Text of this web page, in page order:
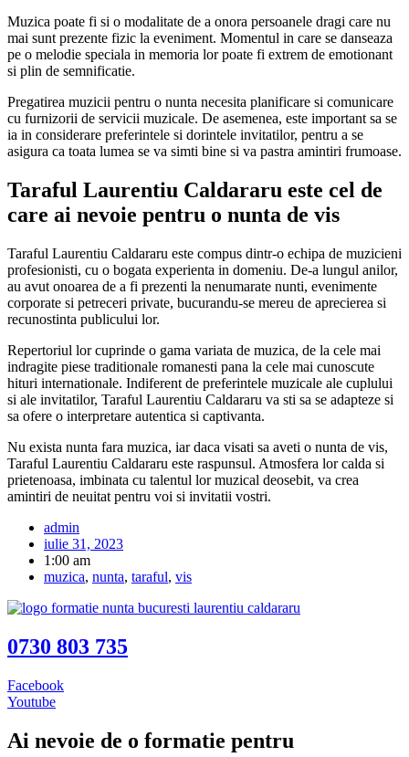
Muzica poate fi si o modalitate de a onora persoanele dragi care nu
mai sunt prezente fizic la eveniment. Momentul in care se danseaza
pe o melodie speciala in memoria lor poate fi extrem de emotionant
si plin de semnificatie.
Pregatirea muzicii pentru o nunta necesita planificare si comunicare
cu furnizorii de servicii muzicale. De asemenea, este important sa se
ia in considerare preferintele si dorintele invitatilor, pentru a se
asigura ca toata lumea se va simti bine si va pastra amintiri frumoase.
Taraful Laurentiu Caldararu este cel de
care ai nevoie pentru o nunta de vis
Taraful Laurentiu Caldararu este compus dintr-o echipa de muzicieni
profesionisti, cu o bogata experienta in domeniu. De-a lungul anilor,
au avut onoarea de a fi prezenti la nenumarate nunti, evenimente
corporate si petreceri private, bucurandu-se mereu de aprecierea si
recunostinta publicului lor.
Repertoriul lor cuprinde o gama variata de muzica, de la cele mai
indragite piese traditionale romanesti pana la cele mai cunoscute
hituri internationale. Indiferent de preferintele muzicale ale cuplului
si ale invitatilor, Taraful Laurentiu Caldararu va sti sa se adapteze si
sa ofere o interpretare autentica si captivanta.
Nu exista nunta fara muzica, iar daca visati sa aveti o nunta de vis,
Taraful Laurentiu Caldararu este raspunsul. Atmosfera lor calda si
prietenoasa, imbinata cu talentul lor muzical deosebit, va crea
amintiri de neuitat pentru voi si invitatii vostri.
admin
iulie 31, 2023
1:00 am
muzica, nunta, taraful, vis
0730 803 735
Facebook
Youtube
Ai nevoie de o formatie pentru